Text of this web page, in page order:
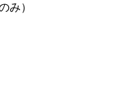
み）